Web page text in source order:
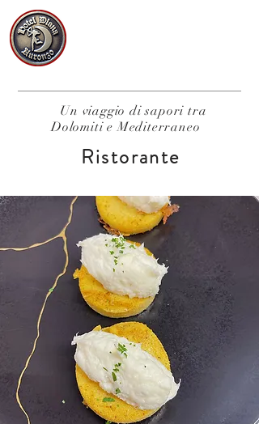
Un viaggio di sapori tra
Dolomiti e Mediterraneo
Ristorante